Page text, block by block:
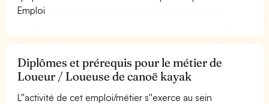
Emploi
Diplômes et prérequis pour le métier de
Loueur / Loueuse de canoë kayak
L''activité de cet emploi/métier s''exerce au sein